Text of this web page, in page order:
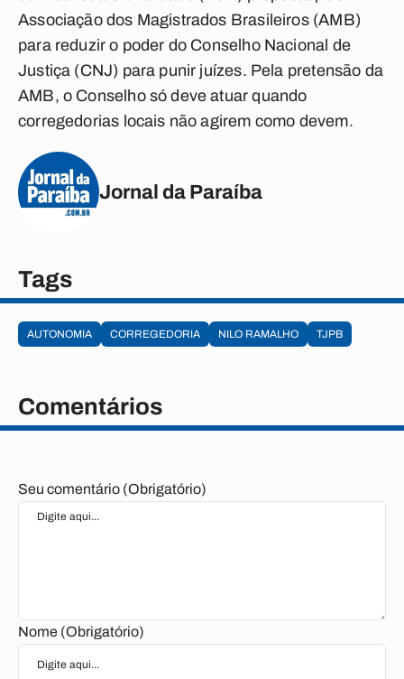
Associação dos Magistrados Brasileiros (AMB)
para reduzir o poder do Conselho Nacional de
Justiça (CNJ) para punir juízes. Pela pretensão da
AMB, o Conselho só deve atuar quando
corregedorias locais não agirem como devem.
Jornal da Paraíba
Tags
AUTONOMIA CORREGEDORIA NILO RAMALHO TJPB
Comentários
Seu comentário (Obrigatório)
Nome (Obrigatório)